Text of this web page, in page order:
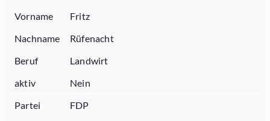
Vorname
Fritz
Nachname
Rüfenacht
Beruf
Landwirt
aktiv
Nein
Partei
FDP